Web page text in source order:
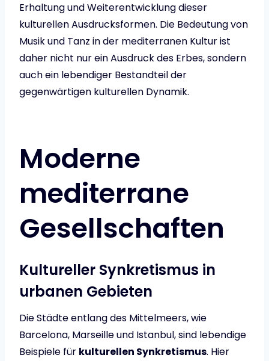
Erhaltung und Weiterentwicklung dieser
kulturellen Ausdrucksformen. Die Bedeutung von
Musik und Tanz in der mediterranen Kultur ist
daher nicht nur ein Ausdruck des Erbes, sondern
auch ein lebendiger Bestandteil der
gegenwärtigen kulturellen Dynamik.
Moderne
mediterrane
Gesellschaften
Kultureller Synkretismus in
urbanen Gebieten
Die Städte entlang des Mittelmeers, wie
Barcelona, Marseille und Istanbul, sind lebendige
Beispiele für kulturellen Synkretismus. Hier